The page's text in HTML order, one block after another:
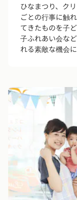
ひなまつり、ク
ごとの行事に触
てきたものを子
子ふれあい会な
れる素敵な機会